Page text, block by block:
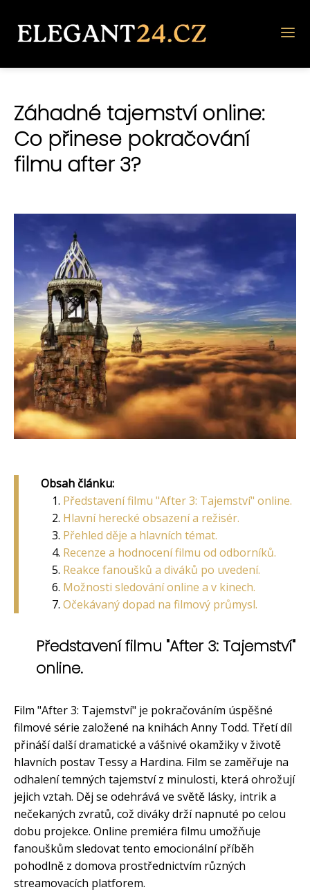
Záhadné tajemství online:
Co přinese pokračování
filmu after 3?
Obsah článku:
Představení filmu "After 3: Tajemství" online.
Hlavní herecké obsazení a režisér.
Přehled děje a hlavních témat.
Recenze a hodnocení filmu od odborníků.
Reakce fanoušků a diváků po uvedení.
Možnosti sledování online a v kinech.
Očekávaný dopad na filmový průmysl.
Představení filmu "After 3: Tajemství"
online.
Film "After 3: Tajemství" je pokračováním úspěšné
filmové série založené na knihách Anny Todd. Třetí díl
přináší další dramatické a vášnivé okamžiky v životě
hlavních postav Tessy a Hardina. Film se zaměřuje na
odhalení temných tajemství z minulosti, která ohrožují
jejich vztah. Děj se odehrává ve světě lásky, intrik a
nečekaných zvratů, což diváky drží napnuté po celou
dobu projekce. Online premiéra filmu umožňuje
fanouškům sledovat tento emocionální příběh
pohodlně z domova prostřednictvím různých
streamovacích platforem.